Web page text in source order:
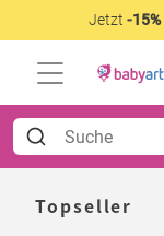
Jetzt -15%
Topseller